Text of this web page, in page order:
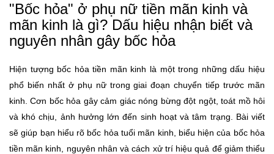
"Bốc hỏa" ở phụ nữ tiền mãn kinh và
mãn kinh là gì? Dấu hiệu nhận biết và
nguyên nhân gây bốc hỏa
Hiện tượng bốc hỏa tiền mãn kinh là một trong những dấu hiệu
phổ biến nhất ở phụ nữ trong giai đoạn chuyển tiếp trước mãn
kinh. Cơn bốc hỏa gây cảm giác nóng bừng đột ngột, toát mồ hôi
và khó chịu, ảnh hưởng lớn đến sinh hoạt và tâm trạng. Bài viết
sẽ giúp bạn hiểu rõ bốc hỏa tuổi mãn kinh, biểu hiện của bốc hỏa
tiền mãn kinh, nguyên nhân và cách xử trí hiệu quả để giảm thiểu